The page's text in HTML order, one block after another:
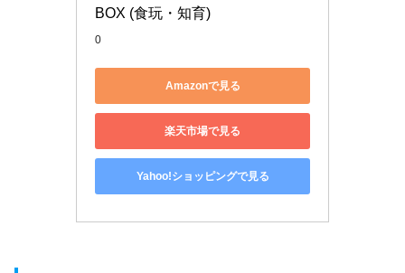
BOX (食玩・知育)
0
Amazonで見る
楽天市場で見る
Yahoo!ショッピングで見る